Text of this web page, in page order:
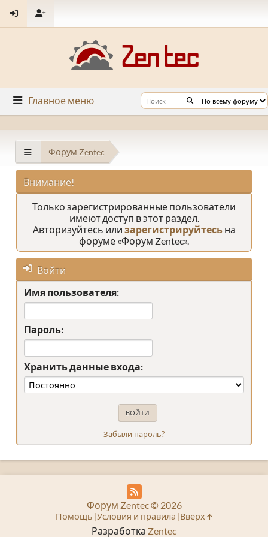
Главное меню
Форум Zentec
Внимание!
Только зарегистрированные пользователи
имеют доступ в этот раздел.
Авторизуйтесь или зарегистрируйтесьна
форуме «Форум Zentec».
Войти
Имя пользователя:
Пароль:
Хранить данные входа:
Забыли пароль?
Разработка Zentec
Форум Zentec © 2026
Помощь Условия и правила Вверх